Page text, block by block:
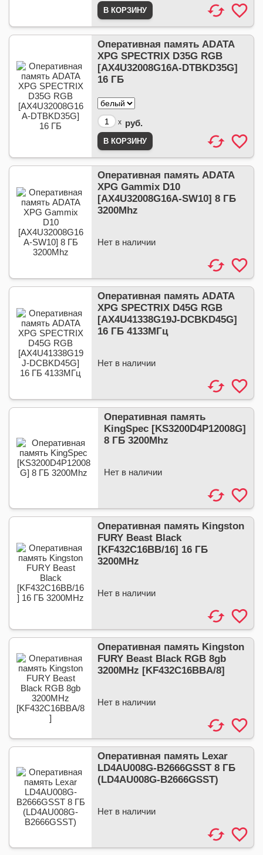
Оперативная память ADATA
XPG SPECTRIX D35G RGB
[AX4U32008G16A-DTBKD35G]
16 ГБ
x руб.
Оперативная память ADATA
XPG Gammix D10
[AX4U32008G16A-SW10] 8 ГБ
3200Mhz
Нет в наличии
Оперативная память ADATA
XPG SPECTRIX D45G RGB
[AX4U41338G19J-DCBKD45G]
16 ГБ 4133МГц
Нет в наличии
Оперативная память
KingSpec [KS3200D4P12008G]
8 ГБ 3200Mhz
Нет в наличии
Оперативная память Kingston
FURY Beast Black
[KF432C16BB/16] 16 ГБ
3200MHz
Нет в наличии
Оперативная память Kingston
FURY Beast Black RGB 8gb
3200MHz [KF432C16BBA/8]
Нет в наличии
Оперативная память Lexar
LD4AU008G-B2666GSST 8 ГБ
(LD4AU008G-B2666GSST)
Нет в наличии